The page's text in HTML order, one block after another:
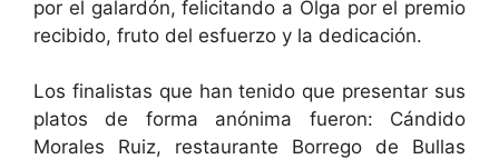
por el galardón, felicitando a Olga por el premio
recibido, fruto del esfuerzo y la dedicación.
Los finalistas que han tenido que presentar sus
platos de forma anónima fueron: Cándido
Morales Ruiz, restaurante Borrego de Bullas